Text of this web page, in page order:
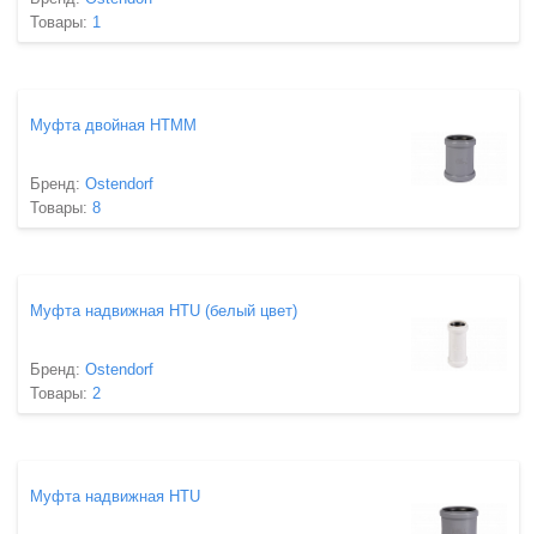
Товары: 1
Муфта двойная HTMM
Бренд: Ostendorf
Товары: 8
Муфта надвижная HTU (белый цвет)
Бренд: Ostendorf
Товары: 2
Муфта надвижная HTU